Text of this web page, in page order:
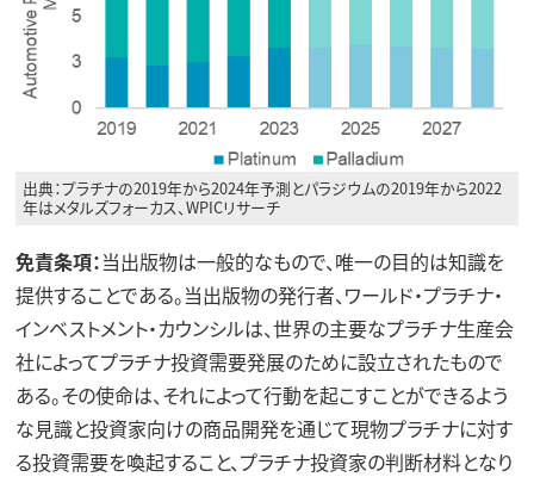
出典：プラチナの2019年から2024年予測とパラジウムの2019年から2022
年はメタルズフォーカス、WPICリサーチ
免責条項：当出版物は一般的なもので、唯一の目的は知識を
提供することである。当出版物の発行者、ワールド・プラチナ・
インベストメント・カウンシルは、世界の主要なプラチナ生産会
社によってプラチナ投資需要発展のために設立されたもので
ある。その使命は、それによって行動を起こすことができるよう
な見識と投資家向けの商品開発を通じて現物プラチナに対す
る投資需要を喚起すること、プラチナ投資家の判断材料となり